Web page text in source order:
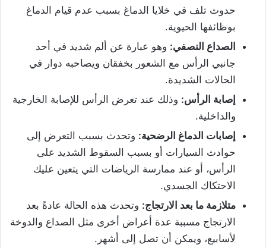
حدوث تلف في خلايا الدماغ بسبب عدم قيام الدماغ
بوظائفها الحيوية.
الصداع النصفي: وهو عبارة عن ألم شديد في أحد
جانبي الرأس مع الشعور بخفقان ويصاحبه دوار في
الحالات الشديدة.
إصابة الرأس: وذلك عند تعرض الرأس للإصابة الخارجية
والداخلية.
إصابات الدماغ الرضحية: وتحدث بسبب التعرض إلى
حوادث السيارات أو بسبب السقوط الشديد على
الرأس، أو عند ممارسة الرياضات التي يتعين عليك
الاحتكاك الجسدي.
متلازمة ما بعد الارتجاج: وتحدث هذه الحالة عادةً بعد
الارتجاج مسببة عدة أعراض أخرى مثل الصداع والدوخة
لأسابيع، ويمكن أن تصل إلى أشهر.